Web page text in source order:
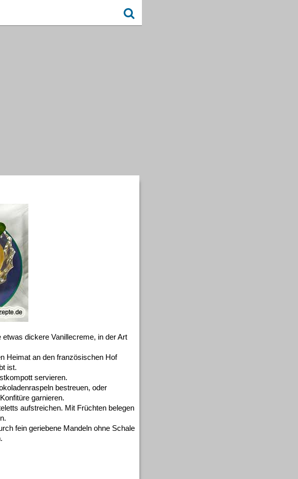
dickere Vanillecreme, in der Art
Heimat an den französischen Hof
ist.
servieren.
bestreuen, oder
garnieren.
aufstreichen. Mit Früchten belegen
fein geriebene Mandeln ohne Schale